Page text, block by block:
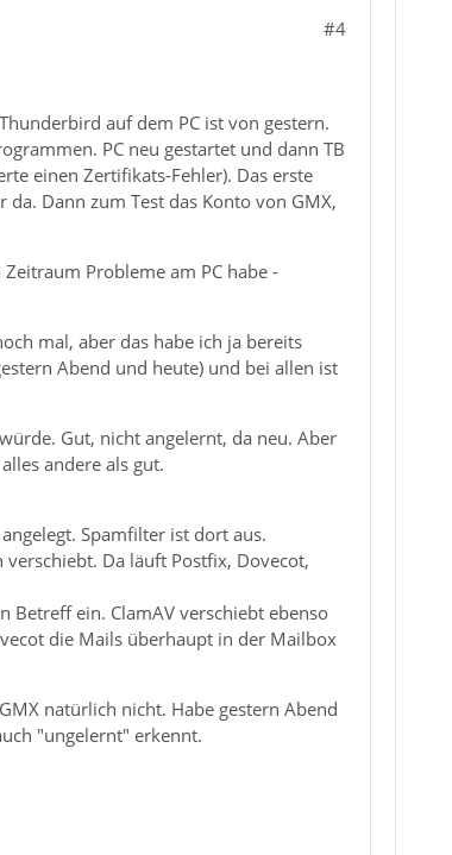
#4
auf dem PC ist von gestern.
PC neu gestartet und dann TB
einen Zertifikats-Fehler). Das erste
Dann zum Test das Konto von GMX,
Probleme am PC habe -
mal, aber das habe ich ja bereits
Abend und heute) und bei allen ist
Gut, nicht angelernt, da neu. Aber
andere als gut.
Spamfilter ist dort aus.
Da läuft Postfix, Dovecot,
ein. ClamAV verschiebt ebenso
die Mails überhaupt in der Mailbox
natürlich nicht. Habe gestern Abend
"ungelernt" erkennt.